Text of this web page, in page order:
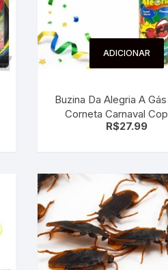
ADICIONAR
Buzina Da Alegria A
Corneta Carnaval
Mundo Festa
R$27.99